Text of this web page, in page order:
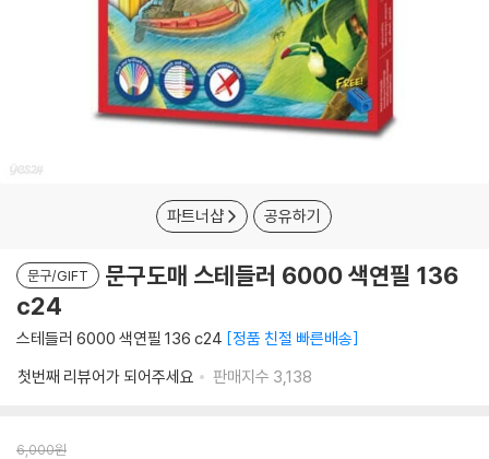
파트너샵 공유하기
문구/GIFT
문구도매 스테들러 6000 색연필 136
c24
스테들러 6000 색연필 136 c24 정품 친절 빠른배송
첫번째 리뷰어가 되어주세요
판매지수 3,138
6,000원